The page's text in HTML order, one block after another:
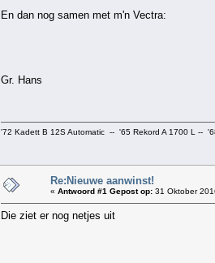
En dan nog samen met m'n Vectra:
Gr. Hans
'72 Kadett B 12S Automatic -- '65 Rekord A 1700 L --
Re:Nieuwe aanwinst!
« Antwoord #1 Gepost op: 31 Oktober
Die ziet er nog netjes uit